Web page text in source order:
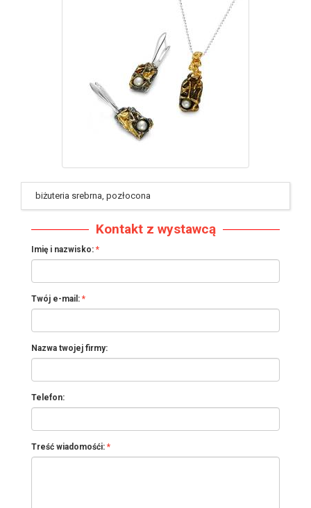
biżuteria srebrna, pozłocona
Kontakt z wystawcą
Imię i nazwisko:
Twój e-mail:
Nazwa twojej firmy:
Telefon:
Treść wiadomośći: